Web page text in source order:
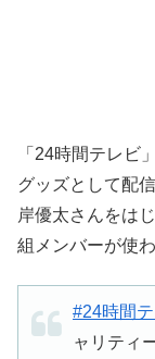
「24時間テレビ
グッズとして配
岸優太さんをは
組メンバーが使
#24時間
ャリティ